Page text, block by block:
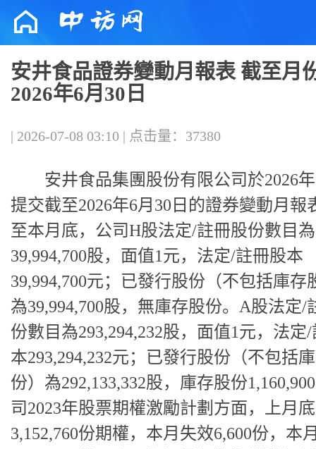
安井食品證券變動月報表 截至月
2026年6月30日
| 2026-07-08 03:10 | 点击量：37380
安井食品集團股份有限公司於2026
提交截至2026年6月30日的證券變動月報
至本月底，公司H股法定/註冊股份數目為
39,994,700股，面值1元，法定/註冊股本
39,994,700元；已發行股份（不包括庫存
為39,994,700股，無庫存股份。A股法定/
份數目為293,294,232股，面值1元，法定
本293,294,232元；已發行股份（不包括
份）為292,133,332股，庫存股份
司2023年股票期權激勵計劃方面，上月
3,152,760份期權，本月失效6,600份，本